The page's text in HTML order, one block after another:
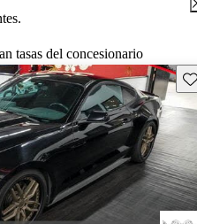
tasas del concesionario